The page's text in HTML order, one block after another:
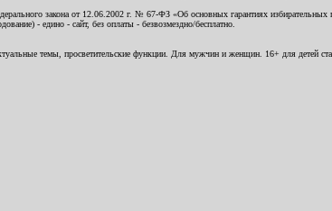
закона от 12.06.2002 г. № 67-ФЗ «Об основных гарантиях избирательных
- едино - сайт, без оплаты - безвозмездно/бесплатно.
темы, просветительские функции. Для мужчин и женщин. 16+ для детей